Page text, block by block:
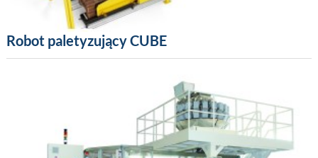
Robot paletyzujący CUBE